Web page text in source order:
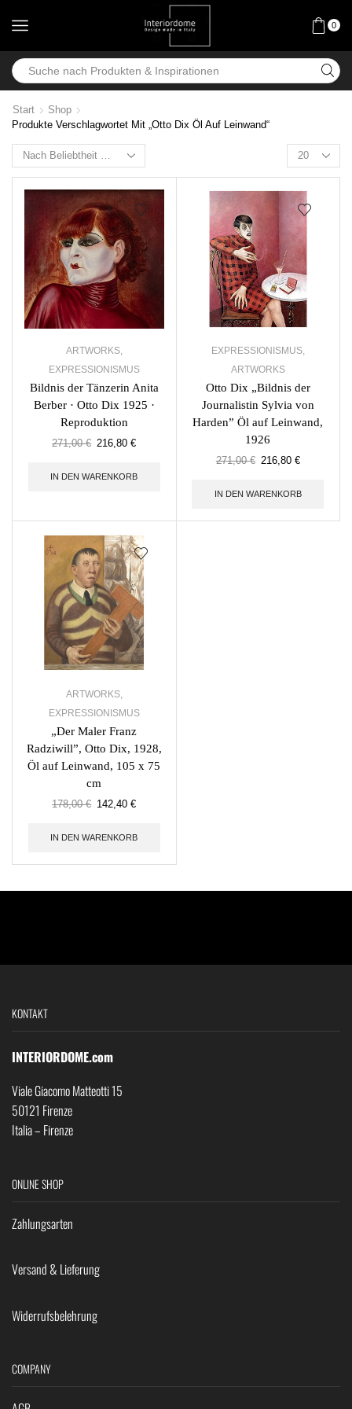
0
Start
Shop
Produkte Verschlagwortet Mit „Otto Dix Öl Auf Leinwand“
ARTWORKS,
EXPRESSIONISMUS
Bildnis der Tänzerin Anita
Berber · Otto Dix 1925 ·
Reproduktion
271,00€ 216,80€
IN DEN WARENKORB
EXPRESSIONISMUS,
ARTWORKS
Otto Dix „Bildnis der
Journalistin Sylvia von
Harden” Öl auf Leinwand,
1926
271,00€ 216,80 €
IN DEN WARENKORB
ARTWORKS,
EXPRESSIONISMUS
„Der Maler Franz
Radziwill”, Otto Dix, 1928,
Öl auf Leinwand, 105 x 75
cm
178,00€ 142,40€
IN DEN WARENKORB
KONTAKT
INTERIORDOME.com
Viale Giacomo Matteotti 15
50121 Firenze
Italia – Firenze
ONLINE SHOP
Zahlungsarten
Versand & Lieferung
Widerrufsbelehrung
COMPANY